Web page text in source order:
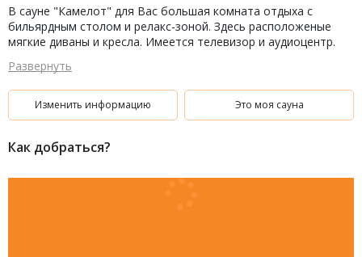
В сауне "Камелот" для Вас большая комната отдыха с
бильярдным столом и релакс-зоной. Здесь расположеные
мягкие диваны и кресла. Имеется телевизор и аудиоцентр.
сауна без парной? У нас замечательная финская парная с
веничками! В банно-оздоровительном заведении для гостей
мы рады открыть кухню. Для Вас необходимая техника и
посуда.
Развернуть
Изменить информацию Это моя сауна
Как добраться?